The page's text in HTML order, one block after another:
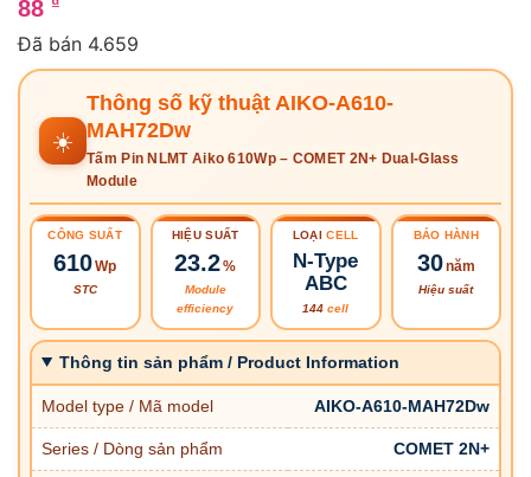
dựa trên
88
Đã bán 4.659
☀️
Thông số kỹ thuật AIKO-A610-
MAH72Dw
Tấm Pin NLMT Aiko 610Wp – COMET 2N+ Dual-Glass
Module
CÔNG SUẤT
610Wp
STC
HIỆU SUẤT
23.2%
Module
efficiency
LOẠICELL
N-Type
ABC
144cell
BẢO HÀNH
30năm
Hiệu suất
Thông tin sản phẩm / Product Information
Model type / Mã model AIKO-A610-MAH72Dw
Series / Dòng sản phẩm COMET 2N+